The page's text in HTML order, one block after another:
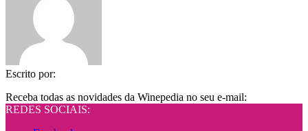
Escrito por:
Receba todas as novidades da Winepedia no seu e-mail:
REDES SOCIAIS: